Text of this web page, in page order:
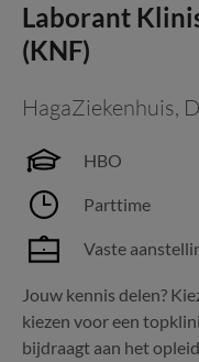
Laborant
(KNF)
HagaZiekenhuis,
HBO
Parttime
Vaste
Jouw kennis delen?
kiezen voor een
bijdraagt aan het